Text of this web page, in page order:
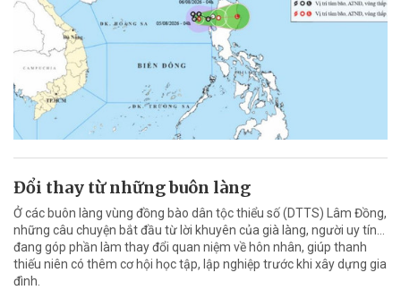
Đổi thay từ những buôn làng
Ở các buôn làng vùng đồng bào dân tộc thiểu số (DTTS) Lâm Đồng,
những câu chuyện bắt đầu từ lời khuyên của già làng, người uy tín…
đang góp phần làm thay đổi quan niệm về hôn nhân, giúp thanh
thiếu niên có thêm cơ hội học tập, lập nghiệp trước khi xây dựng gia
đình.